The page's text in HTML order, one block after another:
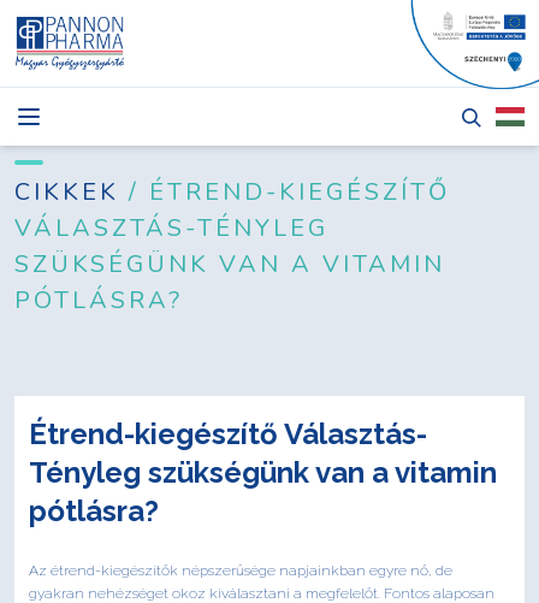
HÍREK
CIKKEK
TERMÉKEK
RÓLUNK
KAPCSOLAT
Bejelentkezés
CIKKEK/ ÉTREND-KIEGÉSZÍTŐ
VÁLASZTÁS-TÉNYLEG
SZÜKSÉGÜNK VAN A VITAMIN
PÓTLÁSRA?
Étrend-kiegészítő Választás-
Tényleg szükségünk van a vitamin
pótlásra?
Az étrend-kiegészítők népszerűsége napjainkban egyre nő, de
gyakran nehézséget okoz kiválasztani a megfelelőt. Fontos alaposan